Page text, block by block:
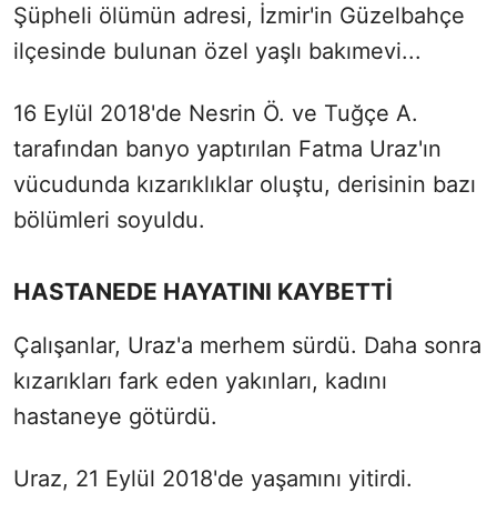
Şüpheli ölümün adresi, İzmir'in Güzelbahçe
ilçesinde bulunan özel yaşlı bakımevi...
16 Eylül 2018'de Nesrin Ö. ve Tuğçe A.
tarafından banyo yaptırılan Fatma Uraz'ın
vücudunda kızarıklıklar oluştu, derisinin bazı
bölümleri soyuldu.
HASTANEDE HAYATINI KAYBETTİ
Çalışanlar, Uraz'a merhem sürdü. Daha sonra
kızarıkları fark eden yakınları, kadını
hastaneye götürdü.
Uraz, 21 Eylül 2018'de yaşamını yitirdi.